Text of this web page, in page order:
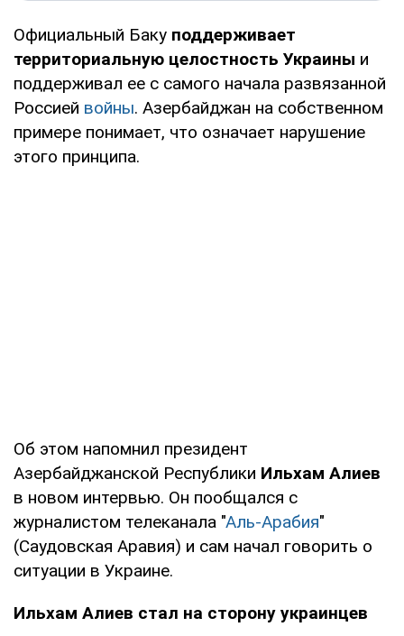
Официальный Баку поддерживает
территориальную целостность Украины и
поддерживал ее с самого начала развязанной
Россией войны. Азербайджан на собственном
примере понимает, что означает нарушение
этого принципа.
Об этом напомнил президент
Азербайджанской Республики Ильхам Алиев
в новом интервью. Он пообщался с
журналистом телеканала "Аль-Арабия"
(Саудовская Аравия) и сам начал говорить о
ситуации в Украине.
Ильхам Алиев стал на сторону украинцев